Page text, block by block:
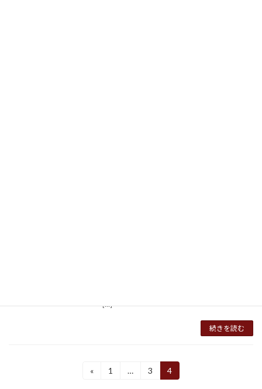
[…]
続きを読む
«
固
1 …
固
3
固
定
4